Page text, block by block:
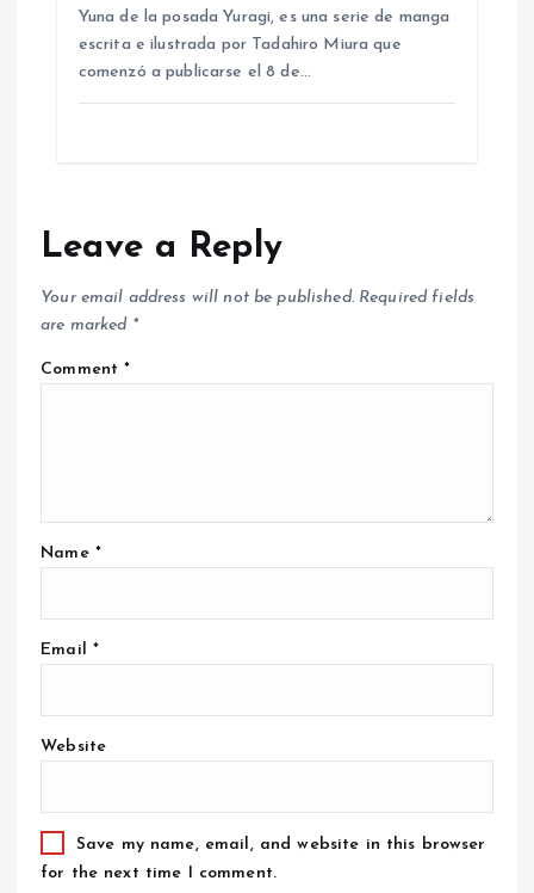
Yuna de la posada Yuragi​, es una serie de manga
escrita e ilustrada por Tadahiro Miura que
comenzó a publicarse el 8 de…
Leave a Reply
Your email address will not be published. Required fields
are marked *
Comment*
Name *
Email *
Website
Save my name, email, and website in this browser
for the next time I comment.